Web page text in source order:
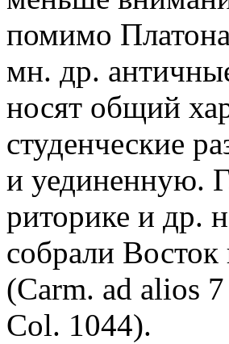
помимо
мн. др.
носят общий
студенческие
и уединенную.
риторике и др.
собрали
(Carm. ad alios
Col. 1044).